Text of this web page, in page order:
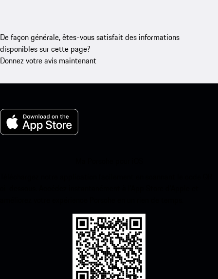
De façon générale, êtes-vous satisfait des informations
disponibles sur cette page?
Donnez votre avis maintenant